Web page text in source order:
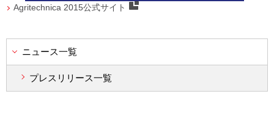
Agritechnica 2015公式サイト
ニュース一覧
プレスリリース一覧